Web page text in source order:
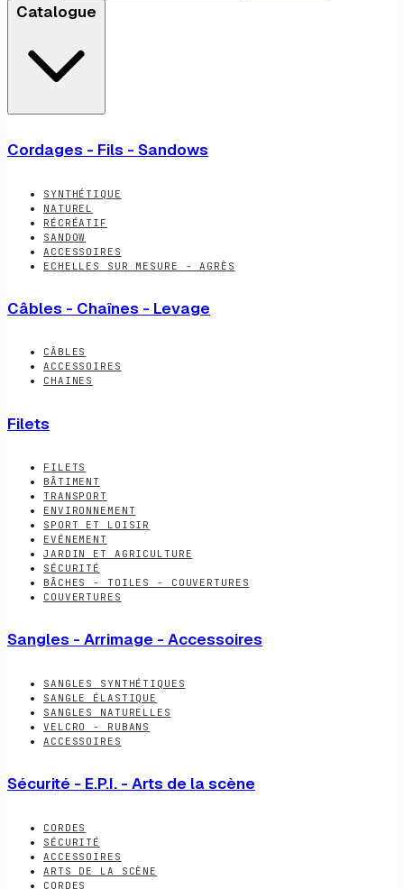
Catalogue
Cordages - Fils - Sandows
SYNTHÉTIQUE
NATUREL
RÉCRÉATIF
SANDOW
ACCESSOIRES
ECHELLES SUR MESURE - AGRÈS
Câbles - Chaînes - Levage
CÂBLES
ACCESSOIRES
CHAINES
Filets
FILETS
BÂTIMENT
TRANSPORT
ENVIRONNEMENT
SPORT ET LOISIR
EVÉNEMENT
JARDIN ET AGRICULTURE
SÉCURITÉ
BÂCHES - TOILES - COUVERTURES
COUVERTURES
Sangles - Arrimage - Accessoires
SANGLES SYNTHÉTIQUES
SANGLE ÉLASTIQUE
SANGLES NATURELLES
VELCRO - RUBANS
ACCESSOIRES
Sécurité - E.P.I. - Arts de la scène
CORDES
SÉCURITÉ
ACCESSOIRES
ARTS DE LA SCÈNE
CORDES